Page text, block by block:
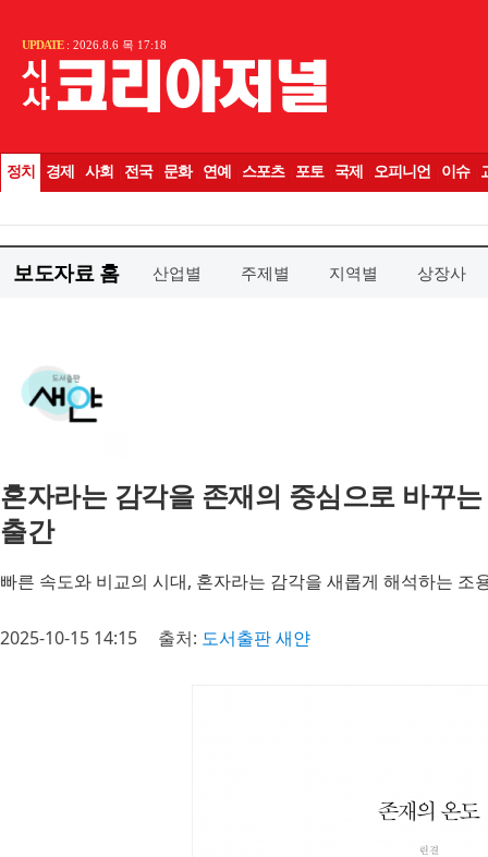
보도자료 홈 산업별 주제별 지역별 상장사
혼자라는 감각을 존재의 중심으로 바꾸는
출간
빠른 속도와 비교의 시대, 혼자라는 감각을 새롭게 해석하는 조
2025-10-15 14:15 출처: 도서출판 새얀